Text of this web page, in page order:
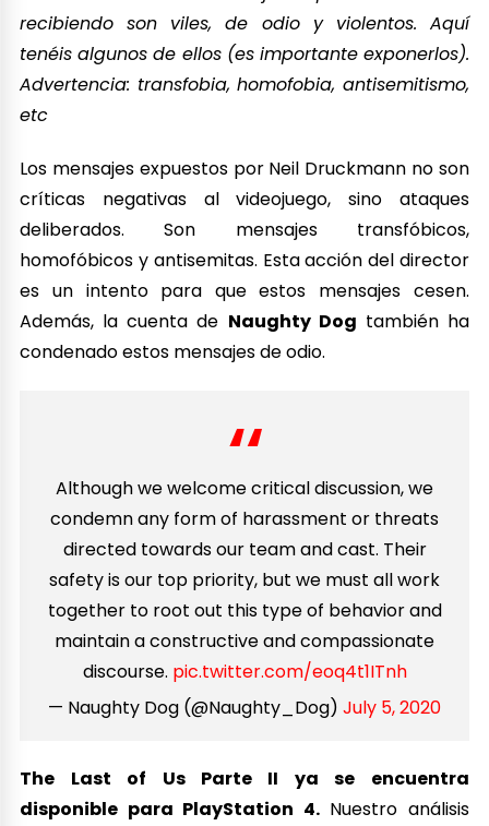
recibiendo son viles, de odio y violentos. Aquí
tenéis algunos de ellos (es importante exponerlos).
Advertencia: transfobia, homofobia, antisemitismo,
etc
Los mensajes expuestos por Neil Druckmann no son
críticas negativas al videojuego, sino ataques
deliberados. Son mensajes transfóbicos,
homofóbicos y antisemitas. Esta acción del director
es un intento para que estos mensajes cesen.
Además, la cuenta de Naughty Dog también ha
condenado estos mensajes de odio.
Although we welcome critical discussion, we
condemn any form of harassment or threats
directed towards our team and cast. Their
safety is our top priority, but we must all work
together to root out this type of behavior and
maintain a constructive and compassionate
discourse. pic.twitter.com/eoq4t1ITnh
— Naughty Dog (@Naughty_Dog) July 5, 2020
The Last of Us Parte II ya se encuentra
disponible para PlayStation 4.Nuestro análisis